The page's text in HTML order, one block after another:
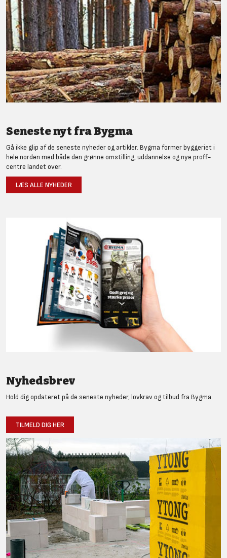
Seneste nyt fra Bygma
Gå ikke glip af de seneste nyheder og artikler. Bygma former byggeriet i
hele norden med både den grønne omstilling, uddannelse og nye proff-
centre landet over.
LÆS ALLE NYHEDER
Nyhedsbrev
Hold dig opdateret på de seneste nyheder, lovkrav og tilbud fra Bygma.
TILMELD DIG HER